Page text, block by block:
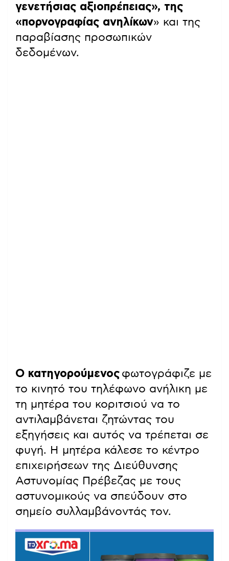
γενετήσιας αξιοπρέπειας», της
«πορνογραφίας ανηλίκων» και της
παραβίασης προσωπικών
δεδομένων.
Ο κατηγορούμενος φωτογράφιζε με
το κινητό του τηλέφωνο ανήλικη με
τη μητέρα του κοριτσιού να το
αντιλαμβάνεται ζητώντας του
εξηγήσεις και αυτός να τρέπεται σε
φυγή. Η μητέρα κάλεσε το κέντρο
επιχειρήσεων της Διεύθυνσης
Αστυνομίας Πρέβεζας με τους
αστυνομικούς να σπεύδουν στο
σημείο συλλαμβάνοντάς τον.